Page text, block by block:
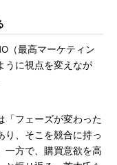
（最高マーケティン
うに視点を変えなが
フェーズが変わった
り、そこを競合に持っ
一方で、購買意欲を高